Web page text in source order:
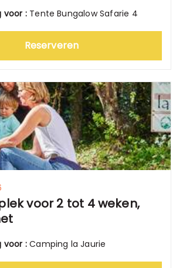
voor : Tente Bungalow Safarie 4
Reserveren
voor 2 tot 4 weken,
voor :Camping la Jaurie